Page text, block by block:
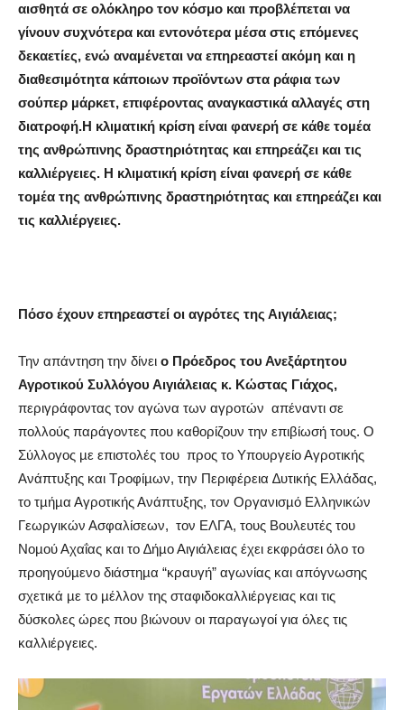
αισθητά σε ολόκληρο τον κόσμο και προβλέπεται να
γίνουν συχνότερα και εντονότερα µέσα στις επόµενες
δεκαετίες, ενώ αναµένεται να επηρεαστεί ακόµη και η
διαθεσιµότητα κάποιων προϊόντων στα ράφια των
σούπερ µάρκετ, επιφέροντας αναγκαστικά αλλαγές στη
διατροφή.H κλιµατική κρίση είναι φανερή σε κάθε τοµέα
της ανθρώπινης δραστηριότητας και επηρεάζει και τις
καλλιέργειες. H κλιµατική κρίση είναι φανερή σε κάθε
τοµέα της ανθρώπινης δραστηριότητας και επηρεάζει και
τις καλλιέργειες.
Πόσο έχουν επηρεαστεί οι αγρότες της Αιγιάλειας;
Την απάντηση την δίνει ο Πρόεδρος του Ανεξάρτητου
Αγροτικού Συλλόγου Αιγιάλειας κ. Κώστας Γιάχος,
περιγράφοντας τον αγώνα των αγροτών απέναντι σε
πολλούς παράγοντες που καθορίζουν την επιβίωσή τους. Ο
Σύλλογος µε επιστολές του προς το Υπουργείο Αγροτικής
Ανάπτυξης και Τροφίµων, την Περιφέρεια ∆υτικής Ελλάδας,
το τµήµα Αγροτικής Ανάπτυξης, τον Οργανισµό Ελληνικών
Γεωργικών Ασφαλίσεων, τον ΕΛΓΑ, τους Βουλευτές του
Νοµού Αχαΐας και το ∆ήµο Αιγιάλειας έχει εκφράσει όλο το
προηγούµενο διάστηµα “κραυγή” αγωνίας και απόγνωσης
σχετικά µε το µέλλον της σταφιδοκαλλιέργειας και τις
δύσκολες ώρες που βιώνουν οι παραγωγοί για όλες τις
καλλιέργειες.